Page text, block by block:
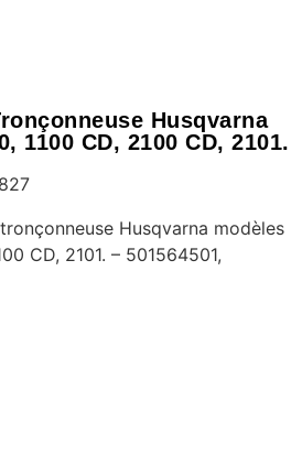
Husqvarna
1100 CD, 2100 CD, 2101.
Husqvarna modèles
CD, 2101. – 501564501,